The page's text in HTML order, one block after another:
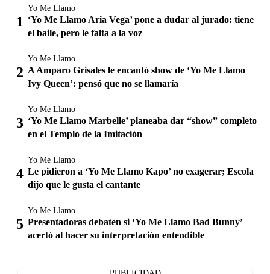
Yo Me Llamo
‘Yo Me Llamo Aria Vega’ pone a dudar al jurado: tiene
el baile, pero le falta a la voz
Yo Me Llamo
A Amparo Grisales le encantó show de ‘Yo Me Llamo
Ivy Queen’: pensó que no se llamaría
Yo Me Llamo
‘Yo Me Llamo Marbelle’ planeaba dar “show” completo
en el Templo de la Imitación
Yo Me Llamo
Le pidieron a ‘Yo Me Llamo Kapo’ no exagerar; Escola
dijo que le gusta el cantante
Yo Me Llamo
Presentadoras debaten si ‘Yo Me Llamo Bad Bunny’
acertó al hacer su interpretación entendible